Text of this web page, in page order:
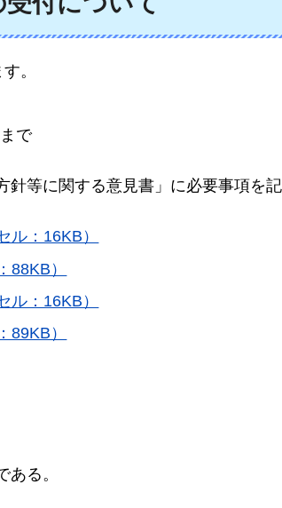
。
で
等に関する意見書」に必要事項を
ル：16KB）
88KB）
ル：16KB）
89KB）
る。